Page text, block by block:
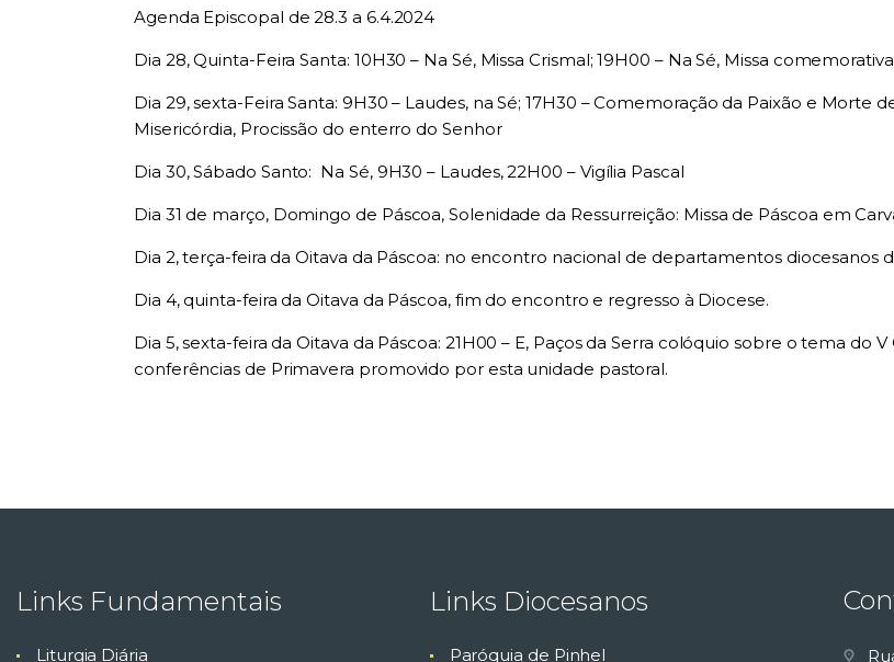
Agenda Episcopal de 28.3 a 6.4.2024
Dia 28, Quinta-Feira Santa: 10H30 – Na Sé, Missa Crismal; 19H00 – Na Sé, Missa
Dia 29, sexta-Feira Santa: 9H30 – Laudes, na Sé; 17H30 – Comemoração da Paixão e Morte
Misericórdia, Procissão do enterro do Senhor
Dia 30, Sábado Santo: Na Sé, 9H30 – Laudes, 22H00 – Vigília Pascal
Dia 31 de março, Domingo de Páscoa, Solenidade da Ressurreição: Missa de Páscoa em
Dia 2, terça-feira da Oitava da Páscoa: no encontro nacional de departamentos diocesanos
Dia 4, quinta-feira da Oitava da Páscoa, fim do encontro e regresso à Diocese.
Dia 5, sexta-feira da Oitava da Páscoa: 21H00 – E, Paços da Serra colóquio sobre o tema do
conferências de Primavera promovido por esta unidade pastoral.
Links Fundamentais
Liturgia Diária
Links Diocesanos
Paróquia de Pinhel